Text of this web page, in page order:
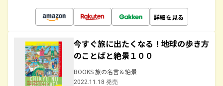
詳細を見る
今すぐ旅に出たくなる！地球の歩き方
のことばと絶景１００
BOOKS 旅の名言＆絶景
2022.11.18 発売